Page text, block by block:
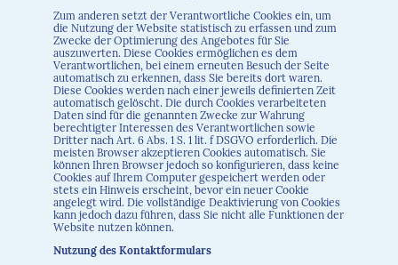
Zum anderen setzt der Verantwortliche Cookies ein, um
die Nutzung der Website statistisch zu erfassen und zum
Zwecke der Optimierung des Angebotes für Sie
auszuwerten. Diese Cookies ermöglichen es dem
Verantwortlichen, bei einem erneuten Besuch der Seite
automatisch zu erkennen, dass Sie bereits dort waren.
Diese Cookies werden nach einer jeweils definierten Zeit
automatisch gelöscht. Die durch Cookies verarbeiteten
Daten sind für die genannten Zwecke zur Wahrung
berechtigter Interessen des Verantwortlichen sowie
Dritter nach Art. 6 Abs. 1 S. 1 lit. f DSGVO erforderlich. Die
meisten Browser akzeptieren Cookies automatisch. Sie
können Ihren Browser jedoch so konfigurieren, dass keine
Cookies auf Ihrem Computer gespeichert werden oder
stets ein Hinweis erscheint, bevor ein neuer Cookie
angelegt wird. Die vollständige Deaktivierung von Cookies
kann jedoch dazu führen, dass Sie nicht alle Funktionen der
Website nutzen können.
Nutzung des Kontaktformulars